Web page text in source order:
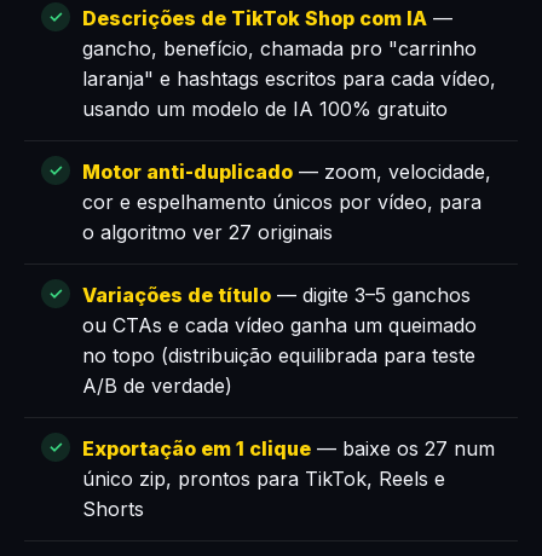
Descrições de TikTok Shop com IA —
gancho, benefício, chamada pro "carrinho
laranja" e hashtags escritos para cada vídeo,
usando um modelo de IA 100% gratuito
Motor anti-duplicado — zoom, velocidade,
cor e espelhamento únicos por vídeo, para
o algoritmo ver 27 originais
Variações de título — digite 3–5 ganchos
ou CTAs e cada vídeo ganha um queimado
no topo (distribuição equilibrada para teste
A/B de verdade)
Exportação em 1 clique — baixe os 27 num
único zip, prontos para TikTok, Reels e
Shorts